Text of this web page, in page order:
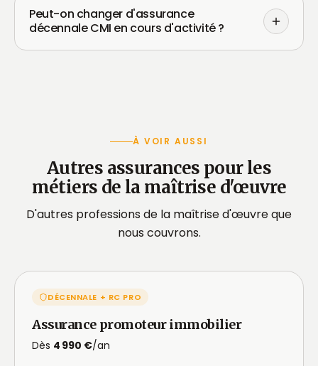
Peut-on changer d'assurance
décennale CMI en cours d'activité ?
À VOIR AUSSI
Autres assurances pour les
métiers de la maîtrise d'œuvre
D'autres professions de la maîtrise d'œuvre que
nous couvrons.
DÉCENNALE + RC PRO
Assurance promoteur immobilier
Dès 4 990 €/an